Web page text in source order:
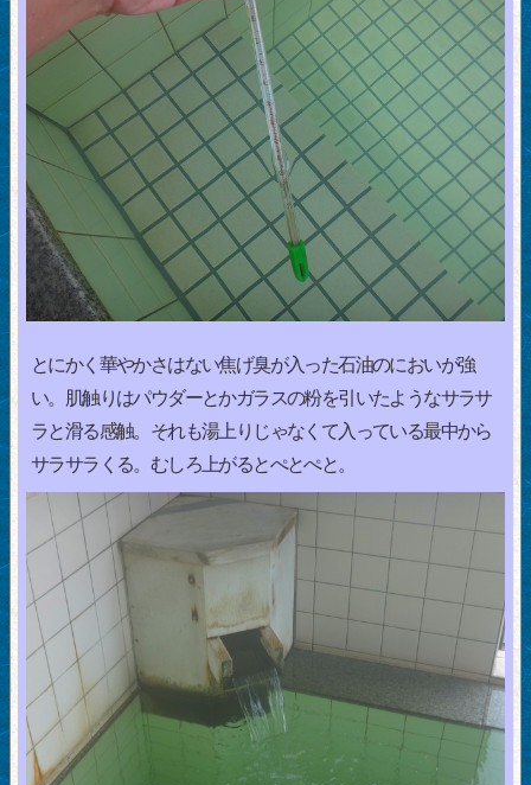
とにかく華やかさはない焦げ臭が入った石油のにおいが強
い。肌触りはパウダーとかガラスの粉を引いたようなサラサ
ラと滑る感触。それも湯上りじゃなくて入っている最中から
サラサラくる。むしろ上がるとぺとぺと。